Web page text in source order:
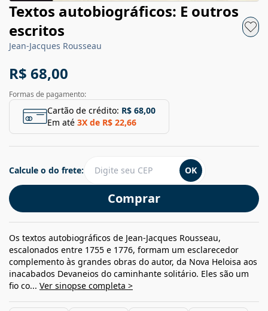
Textos autobiográficos: E outros
escritos
Jean-Jacques Rousseau
R$ 68,00
Formas de pagamento:
Cartão de crédito: R$ 68,00
Em até 3X de R$ 22,66
Comprar
Calcule o do frete: OK
Os textos autobiográficos de Jean-Jacques Rousseau,
escalonados entre 1755 e 1776, formam um esclarecedor
complemento às grandes obras do autor, da Nova Heloisa aos
inacabados Devaneios do caminhante solitário. Eles são um
fio co... Ver sinopse completa >